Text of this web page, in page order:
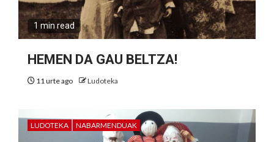
1 min read
HEMEN DA GAU BELTZA!
11 urte ago Ludoteka
LUDOTEKA NABARMENDUAK